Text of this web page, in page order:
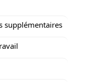
supplémentaires